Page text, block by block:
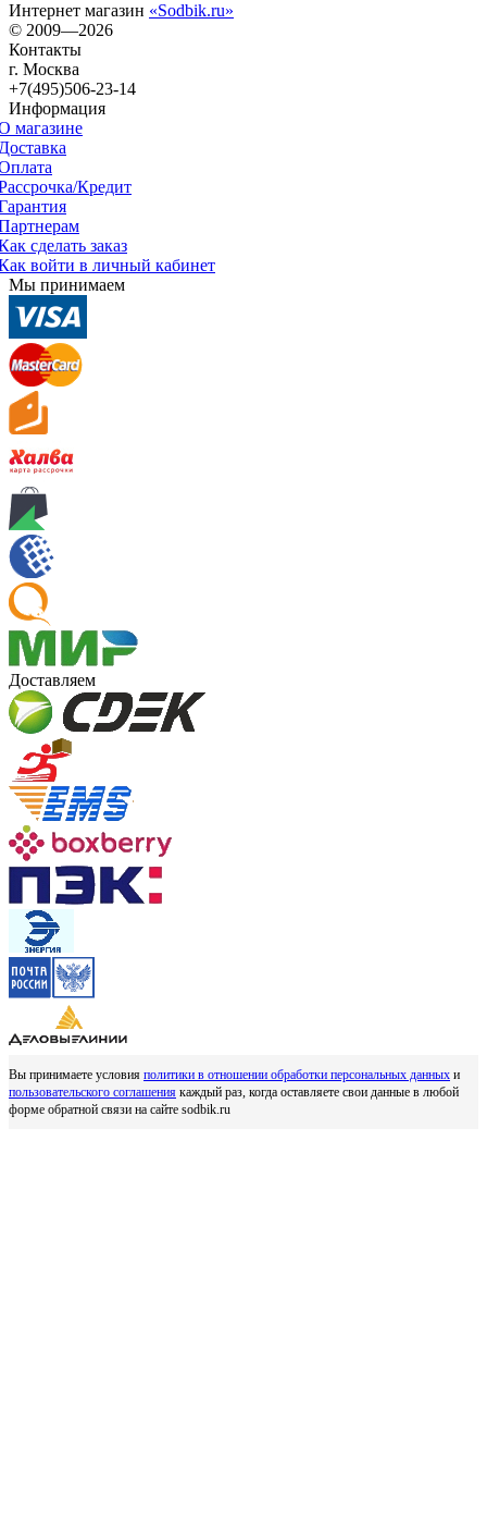
Интернет магазин «Sodbik.ru»
© 2009—2026
Контакты
г. Москва
+7(495)506-23-14
Информация
магазине
Кредит
сделать заказ
войти в личный кабинет
Мы принимаем
Доставляем
Вы принимаете условия политики в отношении обработки персональных данных и
пользовательского соглашения каждый раз, когда оставляете свои данные в любой
форме обратной связи на сайте sodbik.ru